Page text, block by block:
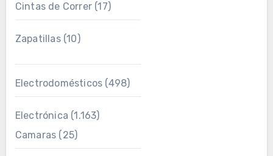
Cintas de Correr(17)
Zapatillas(10)
Electrodomésticos (498)
Electrónica (1.163)
Camaras (25)